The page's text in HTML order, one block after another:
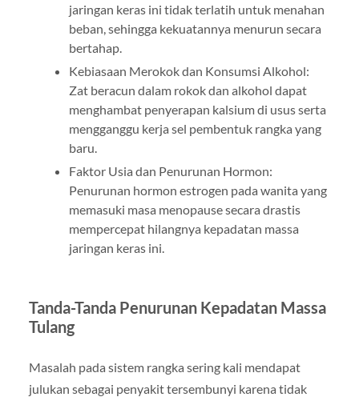
jaringan keras ini tidak terlatih untuk menahan
beban, sehingga kekuatannya menurun secara
bertahap.
Kebiasaan Merokok dan Konsumsi Alkohol:
Zat beracun dalam rokok dan alkohol dapat
menghambat penyerapan kalsium di usus serta
mengganggu kerja sel pembentuk rangka yang
baru.
Faktor Usia dan Penurunan Hormon:
Penurunan hormon estrogen pada wanita yang
memasuki masa menopause secara drastis
mempercepat hilangnya kepadatan massa
jaringan keras ini.
Tanda-Tanda Penurunan Kepadatan Massa
Tulang
Masalah pada sistem rangka sering kali mendapat
julukan sebagai penyakit tersembunyi karena tidak